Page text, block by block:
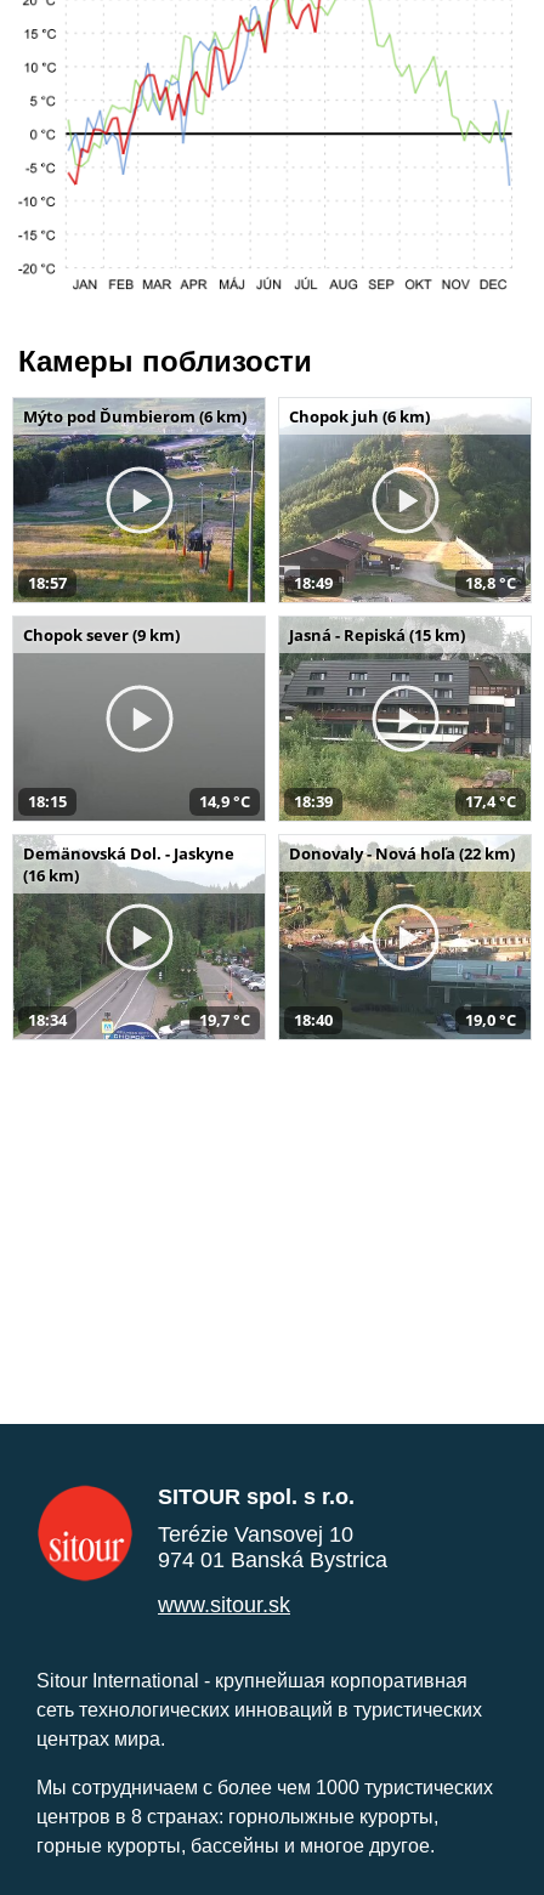
Камеры поблизости
Mýto pod Ďumbierom (6 km)
18:57
Chopok juh (6 km)
18:49 18,8 °C
Chopok sever (9 km)
18:15 14,9 °C
Jasná - Repiská (15 km)
18:39 17,4 °C
Demänovská Dol. - Jaskyne
(16 km)
18:34 19,7 °C
Donovaly - Nová hoľa (22 km)
18:40 19,0 °C
SITOUR spol. s r.o.
Terézie Vansovej 10
974 01 Banská Bystrica
www.sitour.sk
Sitour International - крупнейшая корпоративная
сеть технологических инноваций в туристических
центрах мира.
Мы сотрудничаем с более чем 1000 туристических
центров в 8 странах: горнолыжные курорты,
горные курорты, бассейны и многое другое.